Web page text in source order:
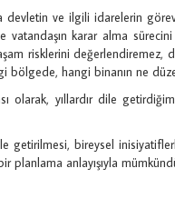
devletin ve ilgili idarelerin
vatandaşın karar alma
risklerini değerlendiremez,
bölgede, hangi binanın ne
olarak, yıllardır dile
getirilmesi, bireysel
planlama anlayışıyla